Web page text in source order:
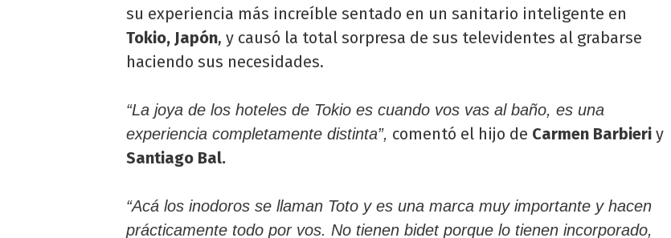
su experiencia más increíble sentado en un sanitario inteligente en
Tokio, Japón, y causó la total sorpresa de sus televidentes al grabarse
haciendo sus necesidades.
“La joya de los hoteles de Tokio es cuando vos vas al baño, es una
experiencia completamente distinta”, comentó el hijo de Carmen Barbieri y
Santiago Bal.
“Acá los inodoros se llaman Toto y es una marca muy importante y hacen
prácticamente todo por vos. No tienen bidet porque lo tienen incorporado,